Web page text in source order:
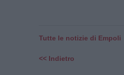
Tutte le notizie di Empoli
<< Indietro